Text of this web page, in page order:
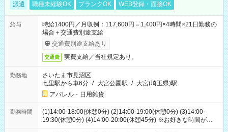
派遣 職種未経験OK ブランクOK WEB登録・面接OK
給与
時給1400円／月収例：117,600円＝1,400円×4時間×21日勤務の
場合＋交通費別途支給
交通費別途支給あり
交通費 実費支給／当社規定あり。
勤務地
さいたま市見沼区
七里駅から車6分 / 大宮公園駅 / 大宮(埼玉県)駅
アパレル・日用雑貨
勤務時間
(1)14:00-18:00(休憩0分) (2)14:00-19:00(休憩0分) (3)14:00-
19:30(休憩0分) (4)14:00-20:00(休憩45分) ※お好きな時間が選べ
ます